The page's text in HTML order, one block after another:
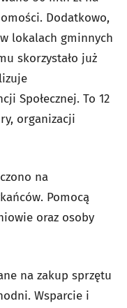
Dodatkowo,
lokalach gminnych
skorzystało już
Społecznej. To 12
organizacji
na
Pomocą
oraz osoby
na zakup sprzętu
Wsparcie i